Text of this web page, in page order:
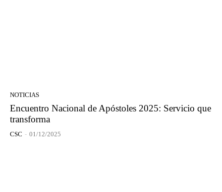
NOTICIAS
Encuentro Nacional de Apóstoles 2025: Servicio que
transforma
CSC - 01/12/2025